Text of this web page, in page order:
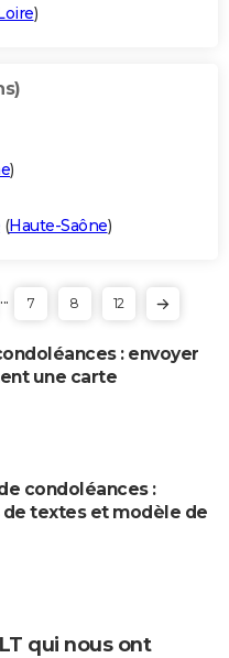
)
)
(Haute-Saône)
... 7 8 12
: envoyer
une carte
condoléances :
textes et modèle de
qui nous ont